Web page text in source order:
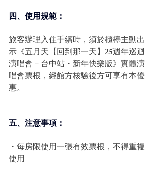
四、使用規範：
旅客辦理入住手續時，須於櫃檯主動出
示《五月天【回到那一天】25週年巡迴
演唱會－台中站・新年快樂版》實體演
唱會票根，經館方核驗後方可享有本優
惠。
五、注意事項：
・每房限使用一張有效票根，不得重複
使用